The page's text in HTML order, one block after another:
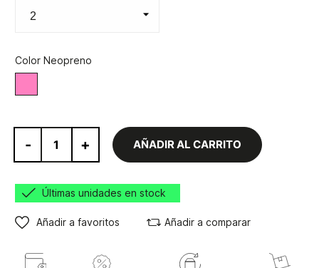
Color Neopreno
- + AÑADIR AL CARRITO
Últimas unidades en stock
Añadir a favoritos Añadir a comparar